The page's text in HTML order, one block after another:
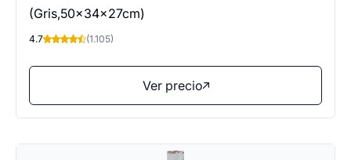
(Gris,50x34x27cm)
4.7 (1.105)
Ver precio